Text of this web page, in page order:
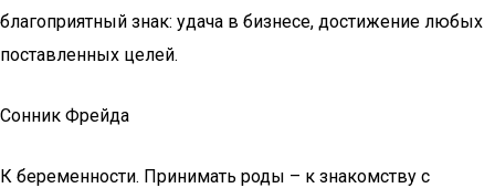
благоприятный знак: удача в бизнесе, достижение любых
поставленных целей.
Сонник Фрейда
К беременности. Принимать роды – к знакомству с